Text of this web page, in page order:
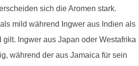
sich die Aromen stark.
mild während Ingwer aus Indien als
gilt. Ingwer aus Japan oder Westafrika
während der aus Jamaica für sein